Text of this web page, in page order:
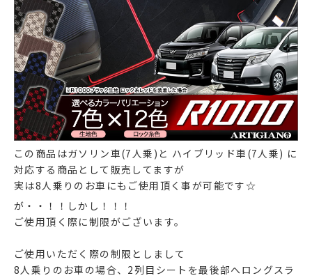
この商品はガソリン車(7人乗)と ハイブリッド車(7人乗) に
対応する商品として販売してますが
実は8人乗りのお車にもご使用頂く事が可能です☆
が・・！！しかし！！！
ご使用頂く際に制限がございます。
ご使用いただく際の制限としまして
8人乗りのお車の場合、2列目シートを最後部へロングスラ